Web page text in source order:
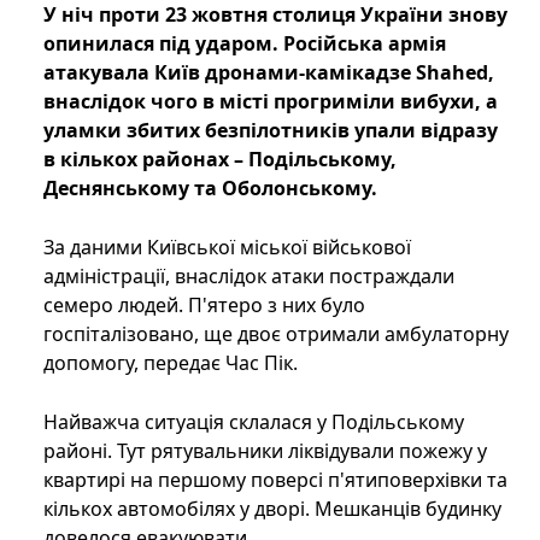
У ніч проти 23 жовтня столиця України знову
опинилася під ударом. Російська армія
атакувала Київ дронами-камікадзе Shahed,
внаслідок чого в місті прогриміли вибухи, а
уламки збитих безпілотників упали відразу
в кількох районах – Подільському,
Деснянському та Оболонському.
За даними Київської міської військової
адміністрації, внаслідок атаки постраждали
семеро людей. П'ятеро з них було
госпіталізовано, ще двоє отримали амбулаторну
допомогу, передає Час Пік.
Найважча ситуація склалася у Подільському
районі. Тут рятувальники ліквідували пожежу у
квартирі на першому поверсі п'ятиповерхівки та
кількох автомобілях у дворі. Мешканців будинку